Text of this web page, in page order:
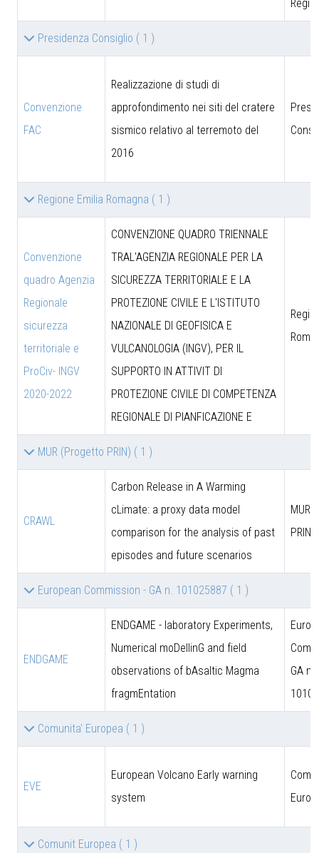
Presidenza Consiglio ( 1 )
Convenzione
FAC
Realizzazione di studi di
approfondimento nei siti del cratere
sismico relativo al terremoto del
2016
Regione Emilia Romagna ( 1 )
Convenzione
quadro Agenzia
Regionale
sicurezza
territoriale e
ProCiv- INGV
2020-2022
CONVENZIONE QUADRO TRIENNALE
TRAL'AGENZIA REGIONALE PER LA
SICUREZZA TERRITORIALE E LA
PROTEZIONE CIVILE E L'ISTITUTO
NAZIONALE DI GEOFISICA E
VULCANOLOGIA (INGV), PER IL
SUPPORTO IN ATTIVIT DI
PROTEZIONE CIVILE DI COMPETENZA
REGIONALE DI PIANFICAZIONE E
MUR (Progetto PRIN) ( 1 )
CRAWL
Carbon Release in A Warming
cLimate: a proxy data model
comparison for the analysis of past
episodes and future scenarios
MUR
PRIN)
European Commission - GA n. 101025887 ( 1 )
ENDGAME
ENDGAME - laboratory Experiments,
Numerical moDellinG and field
observations of bAsaltic Magma
fragmEntation
GA n.
Comunita' Europea ( 1 )
EVE
European Volcano Early warning
system
Comunit Europea ( 1 )